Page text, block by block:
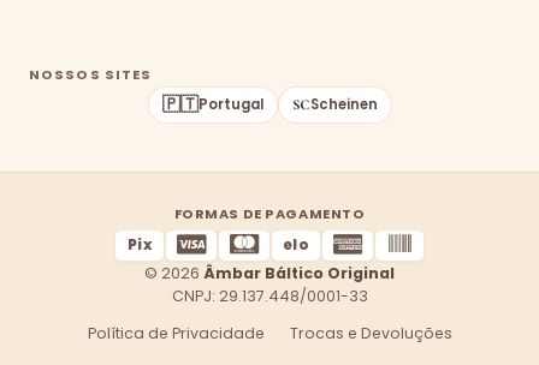
NOSSOS SITES
🇵🇹Portugal Scheinen
FORMAS DE PAGAMENTO
Pix
elo
© 2026 Âmbar Báltico Original
CNPJ: 29.137.448/0001-33
Política de Privacidade
Trocas e Devoluções